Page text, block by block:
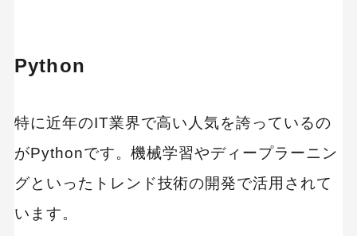
Python
特に近年のIT業界で高い人気を誇っているの
がPythonです。機械学習やディープラーニン
グといったトレンド技術の開発で活用されて
います。